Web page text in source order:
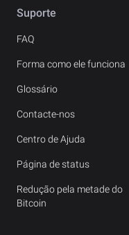
Suporte
FAQ
Forma como ele funciona
Glossário
Contacte-nos
Centro de Ajuda
Página de status
Redução pela metade do
Bitcoin